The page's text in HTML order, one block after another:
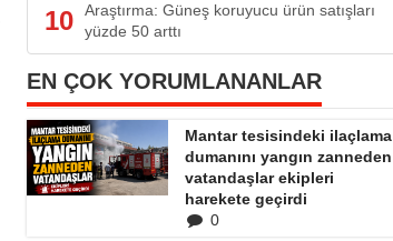
10
Araştırma: Güneş koruyucu ürün satışları
yüzde 50 arttı
EN ÇOK YORUMLANANLAR
Mantar tesisindeki ilaçlama
dumanını yangın zanneden
vatandaşlar ekipleri
harekete geçirdi
0